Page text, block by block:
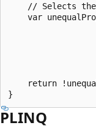
// Selects
var
return
PLINQ